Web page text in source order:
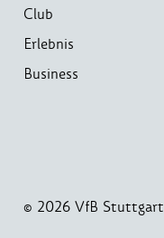
Club
Erlebnis
Business
© 2026 VfB Stuttgart